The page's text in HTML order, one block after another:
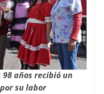
años recibió un
su labor